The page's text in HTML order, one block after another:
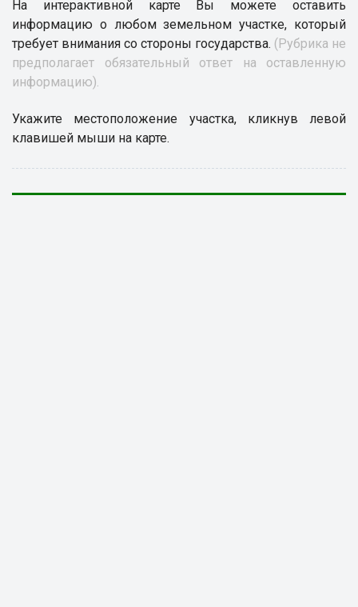
На интерактивной карте Вы можете оставить
информацию о любом земельном участке, который
требует внимания со стороны государства. (Рубрика не
предполагает обязательный ответ на оставленную
информацию).
Укажите местоположение участка, кликнув левой
клавишей мыши на карте.